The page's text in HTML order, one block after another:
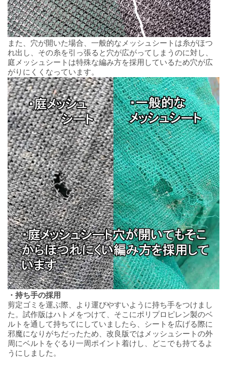
また、穴が開いた場合、一般的なメッシュシートは糸がほつ
れ出し、その糸を引っ張ると穴が広がってしまうのに対し、
庭メッシュシートは特殊な編み方を採用しているため穴が広
がりにくくなっています。
・持ち手の採用
剪定ゴミを運ぶ際、より運びやすいように持ち手をつけまし
た。試作版はハトメをつけて、そこにポリプロピレン製のベ
ルトを通して持ちてにしていましたら、シートを広げる際に
邪魔になりがちだったため、改良版ではメッシュシートの外
周にベルトをぐるり一周ポイント着けし、どこでも持てるよ
うにしました。